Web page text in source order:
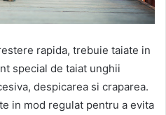
rapida, trebuie taiate in
special de taiat unghii
despicarea si craparea.
in mod regulat pentru a evita